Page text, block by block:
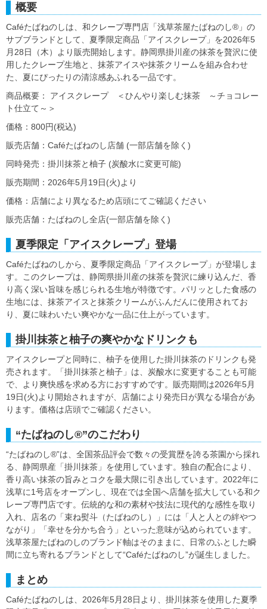
概要
Caféたばねのしは、和クレープ専門店「浅草茶屋たばねのし®」の
サブブランドとして、夏季限定商品「アイスクレープ」を2026年5
月28日（木）より販売開始します。静岡県掛川産の抹茶を贅沢に使
用したクレープ生地と、抹茶アイスや抹茶クリームを組み合わせ
た、夏にぴったりの清涼感あふれる一品です。
商品概要： アイスクレープ ＜ひんやり楽しむ抹茶 ～チョコレー
ト仕立て～＞
価格：800円(税込)
販売店舗：Caféたばねのし店舗 (一部店舗を除く)
同時発売：掛川抹茶と柚子 (炭酸水に変更可能)
販売期間：2026年5月19日(火)より
価格：店舗により異なるため店頭にてご確認ください
販売店舗：たばねのし全店(一部店舗を除く)
夏季限定「アイスクレープ」登場
Caféたばねのしから、夏季限定商品「アイスクレープ」が登場しま
す。このクレープは、静岡県掛川産の抹茶を贅沢に練り込んだ、香
り高く深い旨味を感じられる生地が特徴です。パリッとした食感の
生地には、抹茶アイスと抹茶クリームがふんだんに使用されてお
り、夏に味わいたい爽やかな一品に仕上がっています。
掛川抹茶と柚子の爽やかなドリンクも
アイスクレープと同時に、柚子を使用した掛川抹茶のドリンクも発
売されます。「掛川抹茶と柚子」は、炭酸水に変更することも可能
で、より爽快感を求める方におすすめです。販売期間は2026年5月
19日(火)より開始されますが、店舗により発売日が異なる場合があ
ります。価格は店頭でご確認ください。
“たばねのし®”のこだわり
“たばねのし®”は、全国茶品評会で数々の受賞歴を誇る茶園から採れ
る、静岡県産「掛川抹茶」を使用しています。独自の配合により、
香り高い抹茶の旨みとコクを最大限に引き出しています。2022年に
浅草に1号店をオープンし、現在では全国へ店舗を拡大している和ク
レープ専門店です。伝統的な和の素材や技法に現代的な感性を取り
入れ、店名の「束ね熨斗（たばねのし）」には「人と人との絆やつ
ながり」「幸せを分かち合う」といった意味が込められています。
浅草茶屋たばねのしのブランド軸はそのままに、日常のふとした瞬
間に立ち寄れるブランドとして“Caféたばねのし”が誕生しました。
まとめ
Caféたばねのしは、2026年5月28日より、掛川抹茶を使用した夏季